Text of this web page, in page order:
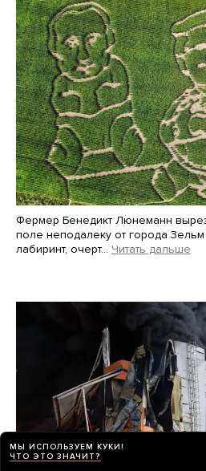
Фермер Бенедикт Люнеманн
поле неподалеку от города
лабиринт, очерт… Читать дальше
МЫ ИСПОЛЬЗУЕМ КУКИ!
ЧТО ЭТО ЗНАЧИТ?